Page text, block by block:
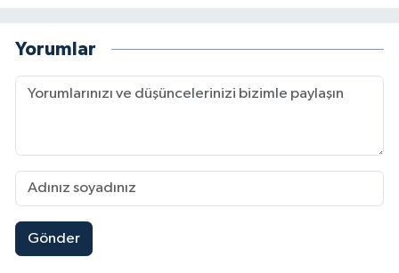
Yorumlar
Gönder